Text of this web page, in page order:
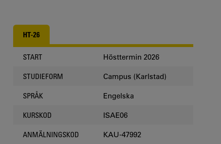
HT-26
START Hösttermin 2026
STUDIEFORM Campus (Karlstad)
SPRÅK Engelska
KURSKOD ISAE06
ANMÄLNINGSKOD KAU-47992